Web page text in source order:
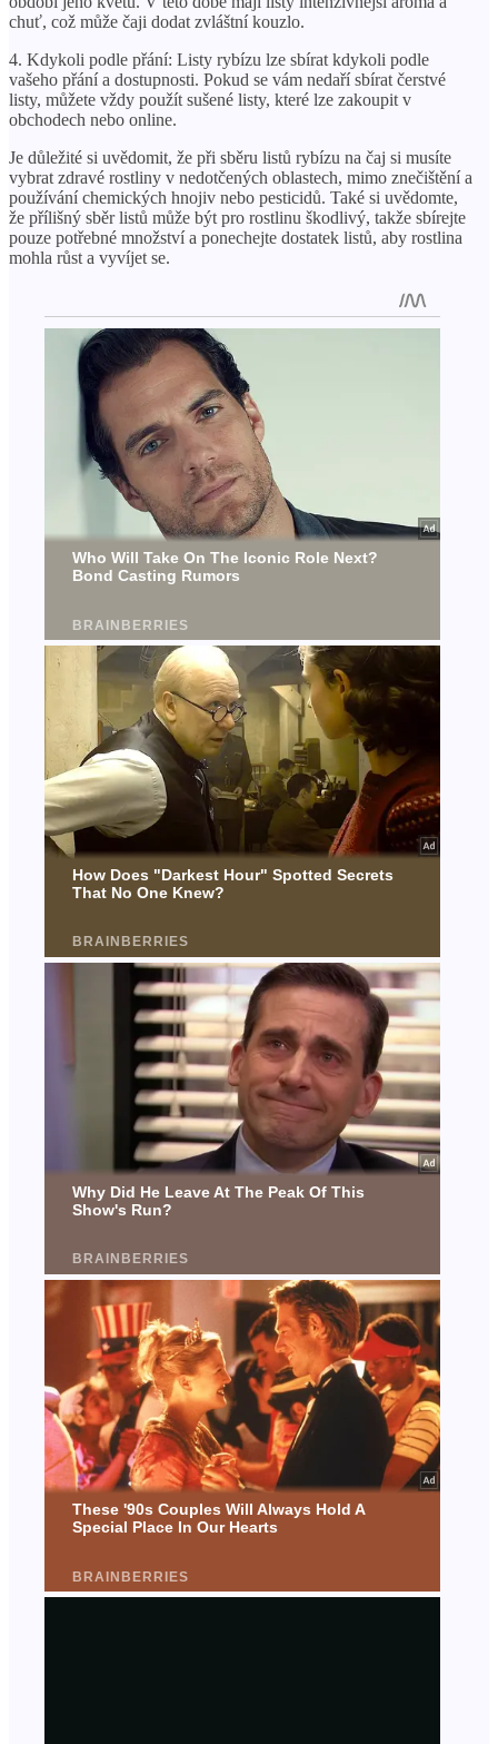
chuť, což může čaji dodat zvláštní kouzlo.
4. Kdykoli podle přání: Listy rybízu lze sbírat kdykoli podle
vašeho přání a dostupnosti. Pokud se vám nedaří sbírat čerstvé
listy, můžete vždy použít sušené listy, které lze zakoupit v
obchodech nebo online.
Je důležité si uvědomit, že při sběru listů rybízu na čaj si musíte
vybrat zdravé rostliny v nedotčených oblastech, mimo znečištění a
používání chemických hnojiv nebo pesticidů. Také si uvědomte,
že přílišný sběr listů může být pro rostlinu škodlivý, takže sbírejte
pouze potřebné množství a ponechejte dostatek listů, aby rostlina
mohla růst a vyvíjet se.